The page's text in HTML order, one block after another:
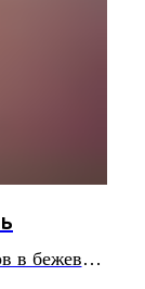
в бежевой